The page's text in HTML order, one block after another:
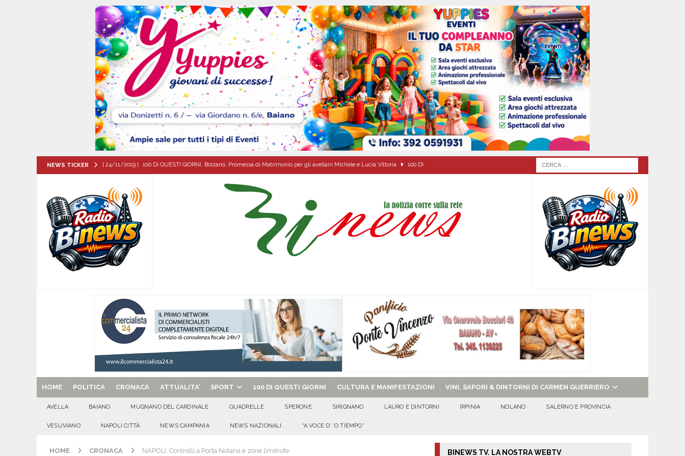
NEWS TICKER [ 24/11/2019 ] 100 DI QUESTI GIORNI. Bolzano, Promessa di Matrimonio per gli avellani Michele e Lucia Vittoria 100 DI
[ 08/08/2026 ] Nola. Controlli dei carabinieri alle agenzie funebri. Due attività chiuse e tre persone denunciate
[ 08/08/2026 ] Mercogliano, “ConversAzioni di Pace”: alla Villa Comunale un pomeriggio tra dialogo, poesia e condivisione
CULTURA E MANIFESTAZIONI
[ 08/08/2026 ] ‘O PRUVERBIO D’ ‘O JUORNO. Sabato 8 agosto 2026 EVIDENZA
[ 08/08/2026 ]
[ 29/08/2025 ] SANT’Oggi. Venerdì 29 agosto la chiesa celebra il Martirio di san Giovanni Battista e santa Sabina
HOME POLITICA CRONACA ATTUALITA’ SPORT 100 DI QUESTI GIORNI CULTURA E MANIFESTAZIONI VINI, SAPORI & DINTORNI DI CARMEN GUERRIERO
AVELLA BAIANO MUGNANO DEL CARDINALE QUADRELLE SPERONE SIRIGNANO LAURO E DINTORNI IRPINIA NOLANO SALERNO E PROVINCIA
VESUVIANO NAPOLI CITTÀ NEWS CAMPANIA NEWS NAZIONALI “A VOCE D’ ‘O TIEMPO”
HOME CRONACA NAPOLI. Controlli a Porta Nolana e zone limitrofe. BINEWS TV. LA NOSTRA WEBTV